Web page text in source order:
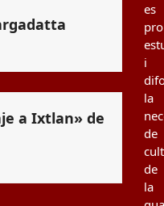
a Ixtlan» de
es
i
la
de
de
la